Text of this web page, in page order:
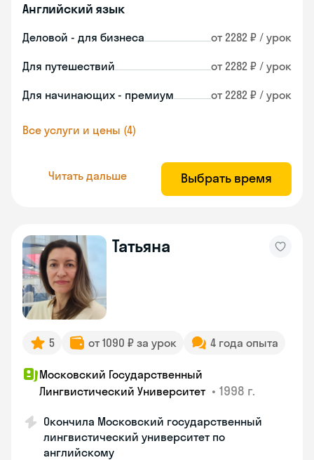
Английский язык
Деловой - для бизнеса от 2282 ₽ / урок
Для путешествий от 2282 ₽ / урок
Для начинающих - премиум от 2282 ₽ / урок
Все услуги и цены (4)
Читать дальше Выбрать время
Татьяна
5 от 1090 ₽ за урок 4 года опыта
Московский Государственный
Лингвистический Университет • 1998 г.
Окончила Московский государственный
лингвистический университет по
английскому